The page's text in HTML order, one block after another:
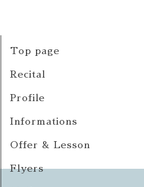
Top page
Recital
Profile
Informations
Offer & Lesson
Flyers